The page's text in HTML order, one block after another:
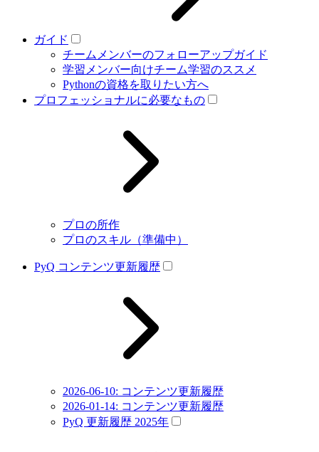
ガイド
チームメンバーのフォローアップガイド
学習メンバー向けチーム学習のススメ
Pythonの資格を取りたい方へ
プロフェッショナルに必要なもの
プロの所作
プロのスキル（準備中）
PyQ コンテンツ更新履歴
2026-06-10: コンテンツ更新履歴
2026-01-14: コンテンツ更新履歴
PyQ 更新履歴 2025年